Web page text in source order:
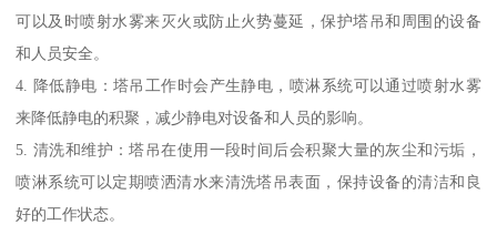
可以及时喷射水雾来灭火或防止火势蔓延，保护塔吊和周围的设备
和人员安全。
4. 降低静电：塔吊工作时会产生静电，喷淋系统可以通过喷射水雾
来降低静电的积聚，减少静电对设备和人员的影响。
5. 清洗和维护：塔吊在使用一段时间后会积聚大量的灰尘和污垢，
喷淋系统可以定期喷洒清水来清洗塔吊表面，保持设备的清洁和良
好的工作状态。